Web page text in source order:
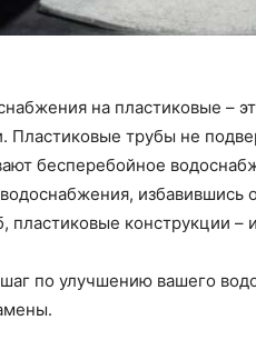
на пластиковые –
Пластиковые трубы не
бесперебойное
пластиковые конструкции –
по улучшению вашего